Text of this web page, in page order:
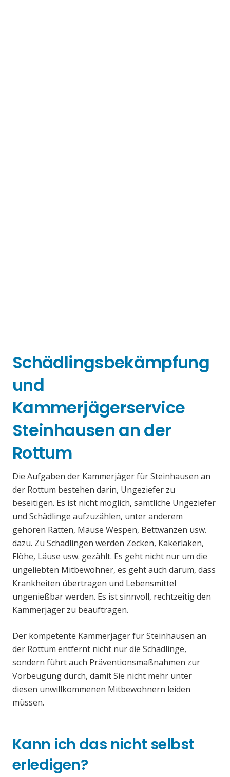
Schädlingsbekämpfung
und
Kammerjägerservice
Steinhausen an der
Rottum
Die Aufgaben der Kammerjäger für Steinhausen an
der Rottum bestehen darin, Ungeziefer zu
beseitigen. Es ist nicht möglich, sämtliche Ungeziefer
und Schädlinge aufzuzählen, unter anderem
gehören Ratten, Mäuse Wespen, Bettwanzen usw.
dazu. Zu Schädlingen werden Zecken, Kakerlaken,
Flöhe, Läuse usw. gezählt. Es geht nicht nur um die
ungeliebten Mitbewohner, es geht auch darum, dass
Krankheiten übertragen und Lebensmittel
ungenießbar werden. Es ist sinnvoll, rechtzeitig den
Kammerjäger zu beauftragen.
Der kompetente Kammerjäger für Steinhausen an
der Rottum entfernt nicht nur die Schädlinge,
sondern führt auch Präventionsmaßnahmen zur
Vorbeugung durch, damit Sie nicht mehr unter
diesen unwillkommenen Mitbewohnern leiden
müssen.
Kann ich das nicht selbst
erledigen?